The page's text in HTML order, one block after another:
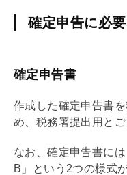
確定申告に必
確定申告書
作成した確定申告書
め、税務署提出用と
なお、確定申告書に
B」という2つの様式